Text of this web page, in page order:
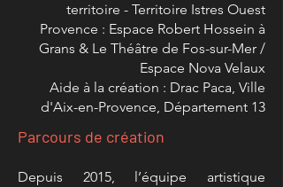
territoire - Territoire Istres Ouest
Provence : Espace Robert Hossein à
Grans & Le Théâtre de Fos-sur-Mer /
Espace Nova Velaux
Aide à la création : Drac Paca, Ville
d'Aix-en-Provence, Département 13
Parcours de création
Depuis 2015, l’équipe artistique